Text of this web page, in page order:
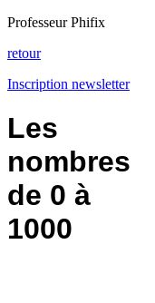
Professeur Phifix
retour
Inscription newsletter
Les
nombres
de 0 à
1000